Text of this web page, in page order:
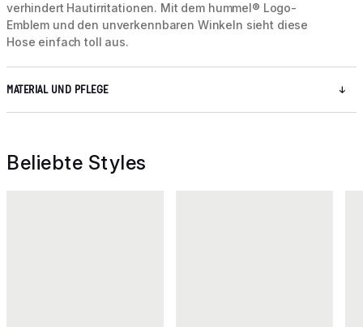
verhindert Hautirritationen. Mit dem hummel® Logo-
Emblem und den unverkennbaren Winkeln sieht diese
Hose einfach toll aus.
MATERIAL UND PFLEGE
Beliebte Styles